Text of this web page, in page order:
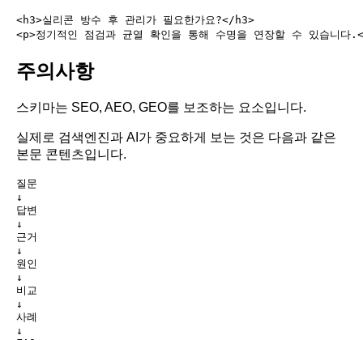
<h3>실리콘 방수 후 관리가 필요한가요?</h3>
주의사항
스키마는 SEO, AEO, GEO를 보조하는 요소입니다.
실제로 검색엔진과 AI가 중요하게 보는 것은 다음과 같은
본문 콘텐츠입니다.
질문
↓
답변
↓
근거
↓
원인
↓
비교
↓
사례
↓